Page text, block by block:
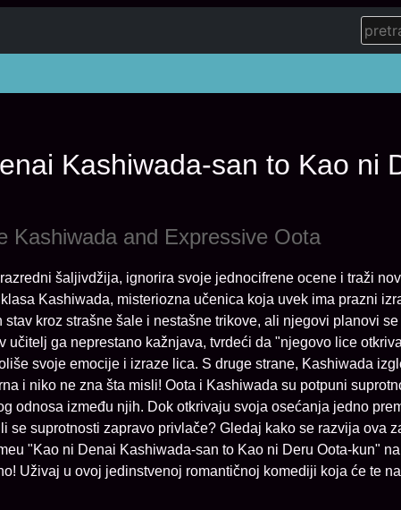
Kashiwada-san to Kao ni
Kashiwada and Expressive Oota
šaljivdžija, ignorira svoje jednocifrene ocene i traži
Kashiwada, misteriozna učenica koja uvek ima prazni
stav kroz strašne šale i nestašne trikove, ali njegovi planovi
učitelj ga neprestano kažnjava, tvrdeći da "njegovo lice
svoje emocije i izraze lica. S druge strane, Kashiwada
i niko ne zna šta misli! Oota i Kashiwada su potpuni
odnosa između njih. Dok otkrivaju svoja osećanja jedno
se suprotnosti zapravo privlače? Gledaj kako se razvija ova
"Kao ni Denai Kashiwada-san to Kao ni Deru Oota-kun"
Uživaj u ovoj jedinstvenoj romantičnoj komediji koja će te